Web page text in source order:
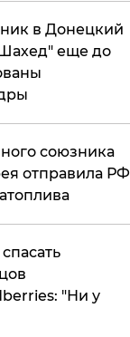
в Донецкий
еще до
союзника
отправила РФ
"Ни у